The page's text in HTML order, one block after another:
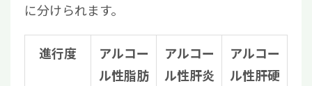
に分けられます。
進行度
アルコー
ル性脂肪
アルコー
ル性肝炎
アルコー
ル性肝硬